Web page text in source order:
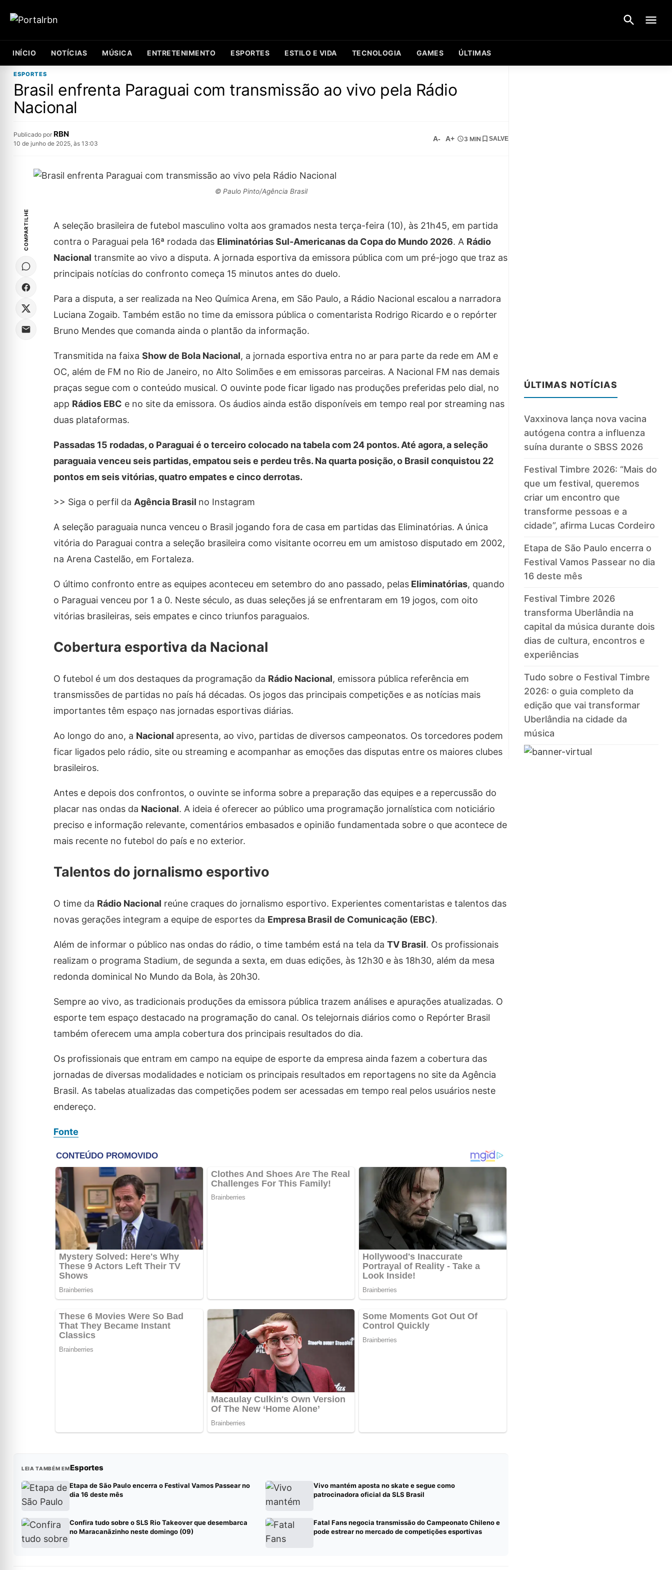
INÍCIO NOTÍCIAS MÚSICA ENTRETENIMENTO ESPORTES ESTILO E VIDA TECNOLOGIA GAMES ÚLTIMAS
ESPORTES
Brasil enfrenta Paraguai com transmissão ao vivo pela Rádio
Nacional
Publicado por RBN
10 de junho de 2025, às 13:03
A- A+ 3 MIN SALVE
© Paulo Pinto/Agência Brasil
COMPARTILHE
A seleção brasileira de futebol masculino volta aos gramados nesta terça-feira (10), às 21h45, em partida
contra o Paraguai pela 16ª rodada das Eliminatórias Sul-Americanas da Copa do Mundo 2026. A Rádio
Nacional transmite ao vivo a disputa. A jornada esportiva da emissora pública com um pré-jogo que traz as
principais notícias do confronto começa 15 minutos antes do duelo.
Para a disputa, a ser realizada na Neo Química Arena, em São Paulo, a Rádio Nacional escalou a narradora
Luciana Zogaib. Também estão no time da emissora pública o comentarista Rodrigo Ricardo e o repórter
Bruno Mendes que comanda ainda o plantão da informação.
Transmitida na faixa Show de Bola Nacional, a jornada esportiva entra no ar para parte da rede em AM e
OC, além de FM no Rio de Janeiro, no Alto Solimões e em emissoras parceiras. A Nacional FM nas demais
praças segue com o conteúdo musical. O ouvinte pode ficar ligado nas produções preferidas pelo dial, no
app Rádios EBC e no site da emissora. Os áudios ainda estão disponíveis em tempo real por streaming nas
duas plataformas.
Passadas 15 rodadas, o Paraguai é o terceiro colocado na tabela com 24 pontos. Até agora, a seleção
paraguaia venceu seis partidas, empatou seis e perdeu três. Na quarta posição, o Brasil conquistou 22
pontos em seis vitórias, quatro empates e cinco derrotas.
>> Siga o perfil da Agência Brasil no Instagram
A seleção paraguaia nunca venceu o Brasil jogando fora de casa em partidas das Eliminatórias. A única
vitória do Paraguai contra a seleção brasileira como visitante ocorreu em um amistoso disputado em 2002,
na Arena Castelão, em Fortaleza.
O último confronto entre as equipes aconteceu em setembro do ano passado, pelasEliminatórias, quando
o Paraguai venceu por 1 a 0. Neste século, as duas seleções já se enfrentaram em 19 jogos, com oito
vitórias brasileiras, seis empates e cinco triunfos paraguaios.
Cobertura esportiva da Nacional
O futebol é um dos destaques da programação da Rádio Nacional, emissora pública referência em
transmissões de partidas no país há décadas. Os jogos das principais competições e as notícias mais
importantes têm espaço nas jornadas esportivas diárias.
Ao longo do ano, a Nacional apresenta, ao vivo, partidas de diversos campeonatos. Os torcedores podem
ficar ligados pelo rádio, site ou streaming e acompanhar as emoções das disputas entre os maiores clubes
brasileiros.
Antes e depois dos confrontos, o ouvinte se informa sobre a preparação das equipes e a repercussão do
placar nas ondas da Nacional. A ideia é oferecer ao público uma programação jornalística com noticiário
preciso e informação relevante, comentários embasados e opinião fundamentada sobre o que acontece de
mais recente no futebol do país e no exterior.
Talentos do jornalismo esportivo
O time da Rádio Nacional reúne craques do jornalismo esportivo. Experientes comentaristas e talentos das
novas gerações integram a equipe de esportes da Empresa Brasil de Comunicação (EBC).
Além de informar o público nas ondas do rádio, o time também está na tela da TV Brasil. Os profissionais
realizam o programa Stadium, de segunda a sexta, em duas edições, às 12h30 e às 18h30, além da mesa
redonda dominical No Mundo da Bola, às 20h30.
Sempre ao vivo, as tradicionais produções da emissora pública trazem análises e apurações atualizadas. O
esporte tem espaço destacado na programação do canal. Os telejornais diários como o Repórter Brasil
também oferecem uma ampla cobertura dos principais resultados do dia.
Os profissionais que entram em campo na equipe de esporte da empresa ainda fazem a cobertura das
jornadas de diversas modalidades e noticiam os principais resultados em reportagens no site da Agência
Brasil. As tabelas atualizadas das competições podem ser acessadas em tempo real pelos usuários neste
endereço.
Fonte
LEIA TAMBÉM EMEsportes
Etapa de São Paulo encerra o Festival Vamos Passear no
dia 16 deste mês
Vivo mantém aposta no skate e segue como
patrocinadora oficial da SLS Brasil
Confira tudo sobre o SLS Rio Takeover que desembarca
no Maracanãzinho neste domingo (09)
Fatal Fans negocia transmissão do Campeonato Chileno e
pode estrear no mercado de competições esportivas
ÚLTIMAS NOTÍCIAS
Vaxxinova lança nova vacina
autógena contra a influenza
suína durante o SBSS 2026
Festival Timbre 2026: “Mais do
que um festival, queremos
criar um encontro que
transforme pessoas e a
cidade”, afirma Lucas Cordeiro
Etapa de São Paulo encerra o
Festival Vamos Passear no dia
16 deste mês
Festival Timbre 2026
transforma Uberlândia na
capital da música durante dois
dias de cultura, encontros e
experiências
Tudo sobre o Festival Timbre
2026: o guia completo da
edição que vai transformar
Uberlândia na cidade da
música